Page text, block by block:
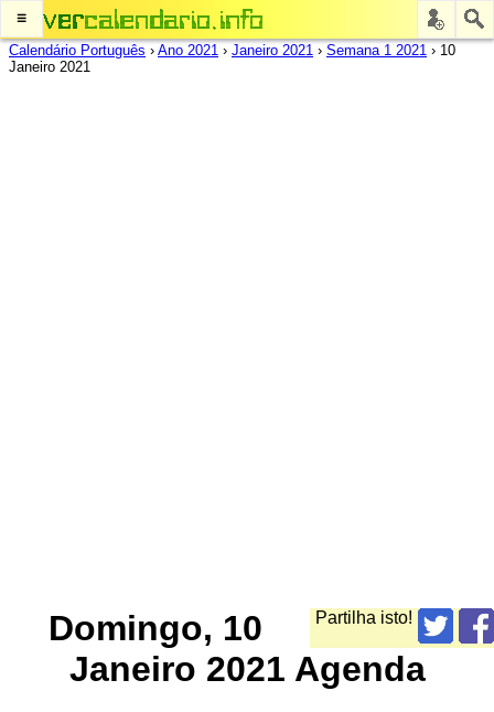
≡
Calendário Português › Ano 2021 › Janeiro 2021 › Semana 1 2021 › 10
Janeiro 2021
Partilha isto!
Domingo, 10
Janeiro 2021 Agenda